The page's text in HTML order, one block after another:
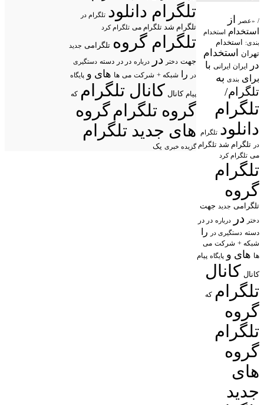
/ «عصر از
استخدام استخدام
بندی: استخدام
تهران
استخدام
در
ایران ایرانی با
برای بندی به
تلگرام/
تلگرام
دانلود تلگرام
در تلگرام شد تلگرام
می تلگرام کرد
تلگرام
گروه
تلگرامی جدید جهت
دختر در درباره در در
دسته دستگیری در را
شبکه + شرکت می
ها های و پایگاه پیام
کانال کانال
تلگرام که
گروه
تلگرام
گروه
های
جدید
تلگرام دانلود تلگرام در
تلگرام شد تلگرام می تلگرام کرد
تلگرام گروه تلگرامی جدید
جهت دختر در درباره در در دسته دستگیری
در
را شبکه + شرکت می ها های و پایگاه
پیام کانال کانال تلگرام که
گروه تلگرامگروه
های جدید تلگرام
گزیده خبری یک